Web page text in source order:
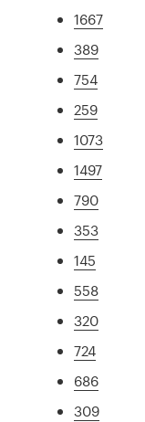
1667
389
754
259
1073
1497
790
353
145
558
320
724
686
309